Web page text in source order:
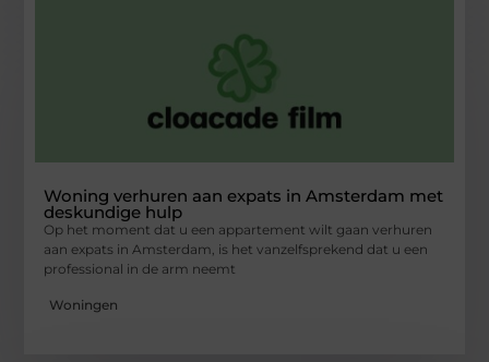
Woning verhuren aan expats in Amsterdam met
deskundige hulp
Op het moment dat u een appartement wilt gaan verhuren
aan expats in Amsterdam, is het vanzelfsprekend dat u een
professional in de arm neemt
Woningen